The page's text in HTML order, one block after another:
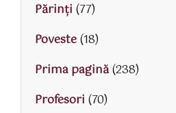
Părinţi (77)
Poveste(18)
Prima pagină(238)
Profesori (70)